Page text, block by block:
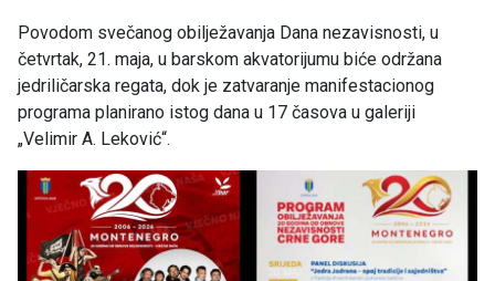
Povodom svečanog obilježavanja Dana nezavisnosti, u
četvrtak, 21. maja, u barskom akvatorijumu biće održana
jedriličarska regata, dok je zatvaranje manifestacionog
programa planirano istog dana u 17 časova u galeriji
„Velimir A. Leković“.